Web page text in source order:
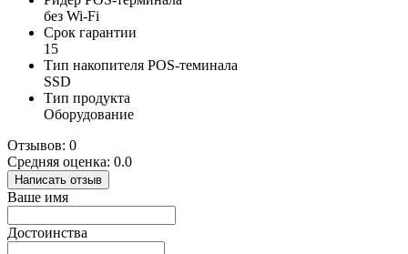
без Wi-Fi
Срок гарантии
15
Тип накопителя POS-теминала
SSD
Тип продукта
Оборудование
Отзывов: 0
Средняя оценка: 0.0
Написать отзыв
Ваше имя
Достоинства